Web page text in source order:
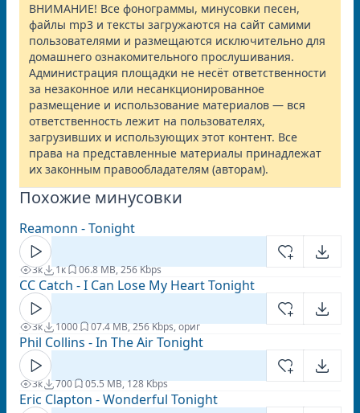
ВНИМАНИЕ! Все фонограммы, минусовки песен,
файлы mp3 и тексты загружаются на сайт самими
пользователями и размещаются исключительно для
домашнего ознакомительного прослушивания.
Администрация площадки не несёт ответственности
за незаконное или несанкционированное
размещение и использование материалов — вся
ответственность лежит на пользователях,
загрузивших и использующих этот контент. Все
права на представленные материалы принадлежат
их законным правообладателям (авторам).
Похожие минусовки
Reamonn - Tonight
3к 1к 06.8 MB, 256 Kbps
CC Catch - I Can Lose My Heart Tonight
3к 1000 07.4 MB, 256 Kbps, ориг
Phil Collins - In The Air Tonight
3к 700 05.5 MB, 128 Kbps
Eric Clapton - Wonderful Tonight